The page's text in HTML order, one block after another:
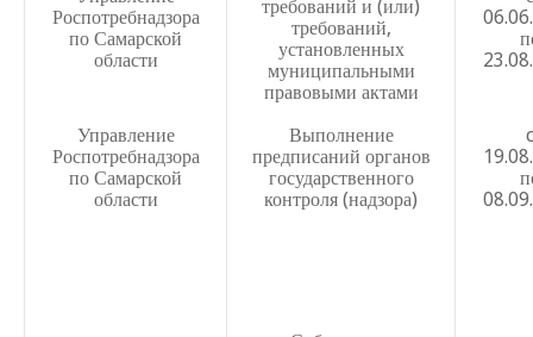
специальной оценки условий труда
Приказ № 193 — од от 20.05.21г.о проведении СОУТ
Отчет о проведении СОУТ 2021г.
Приказ о создании комиссии по проведению СОУТ
Отчет комиссии по проведению СОУТ 2016
Роспотребнадзора
по Самарской
области
требований и (или)
требований,
установленных
муниципальными
правовыми актами
Управление
Роспотребнадзора
по Самарской
области
Выполнение
предписаний органов
государственного
контроля (надзора)
c